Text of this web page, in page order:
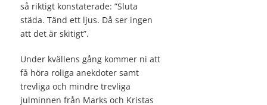
så riktigt konstaterade: ”Sluta
städa. Tänd ett ljus. Då ser ingen
att det är skitigt”.
Under kvällens gång kommer ni att
få höra roliga anekdoter samt
trevliga och mindre trevliga
julminnen från Marks och Kristas